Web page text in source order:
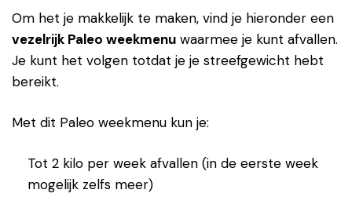
Om het je makkelijk te maken, vind je hieronder een
vezelrijk Paleo weekmenu waarmee je kunt afvallen.
Je kunt het volgen totdat je je streefgewicht hebt
bereikt.
Met dit Paleo weekmenu kun je:
Tot 2 kilo per week afvallen (in de eerste week
mogelijk zelfs meer)